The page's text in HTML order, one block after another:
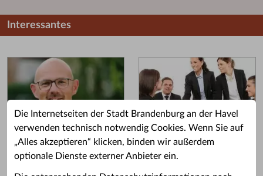
Die Internetseiten der Stadt Brandenburg an der Havel
verwenden technisch notwendig Cookies. Wenn Sie auf
„Alles akzeptieren“ klicken, binden wir außerdem
optionale Dienste externer Anbieter ein.
Interessantes
Grußwort des OB